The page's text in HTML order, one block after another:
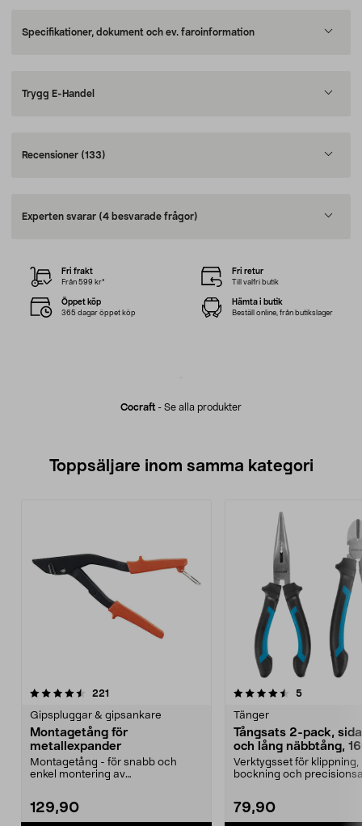
Specifikationer, dokument och ev. faroinformation
Trygg E-Handel
Recensioner (133)
Experten svarar (4 besvarade frågor)
Cocraft - Se alla produkter
Fri frakt
Från 599 kr*
Fri retur
Till valfri butik
Öppet köp
365 dagar öppet köp
Hämta i butik
Beställ online, från butikslager
Toppsäljare inom samma kategori
221
Gipspluggar & gipsankare
Montagetång för
metallexpander
Montagetång - för snabb och
enkel montering av
129,90
4.5 av 5 stjärnor 5recensioner
Tänger
Tångsats 2-pack,
och lång näbbtång,
Verktygsset för klippning,
bockning och
79,90
4.5 av 5 stjärnor